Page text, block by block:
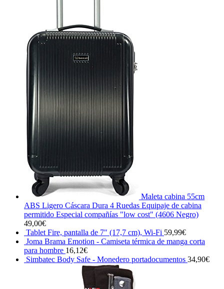
Maleta cabina 55cm
ABS Ligero Cáscara Dura 4 Ruedas Equipaje de cabina
permitido Especial compañías "low cost" (4606 Negro)
49,00€
Tablet Fire, pantalla de 7" (17,7 cm), Wi-Fi 59,99€
Joma Brama Emotion - Camiseta térmica de manga corta
para hombre 16,12€
Simbatec Body Safe - Monedero portadocumentos 34,90€